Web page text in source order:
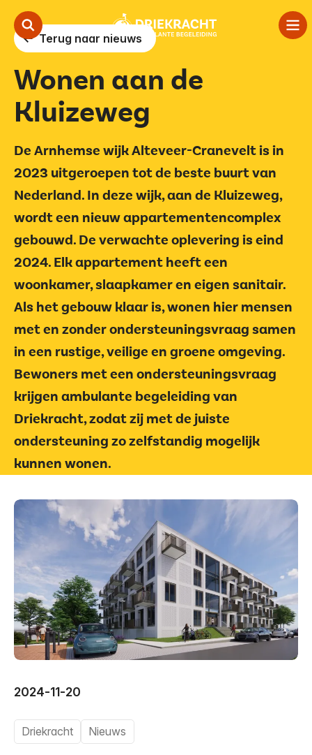
Onze aanpak
Ambulante begeleiding
In de wijk
Over ons
Contact
Vertalen Voorlezen
Terug naar nieuws
Wonen aan de
Kluizeweg
2024-11-20
Driekracht Nieuws
De Arnhemse wijk Alteveer-Cranevelt is in
2023 uitgeroepen tot de beste buurt van
Nederland. In deze wijk, aan de Kluizeweg,
wordt een nieuw appartementencomplex
gebouwd. De verwachte oplevering is eind
2024. Elk appartement heeft een
woonkamer, slaapkamer en eigen sanitair.
Als het gebouw klaar is, wonen hier mensen
met en zonder ondersteuningsvraag samen
in een rustige, veilige en groene omgeving.
Bewoners met een ondersteuningsvraag
krijgen ambulante begeleiding van
Driekracht, zodat zij met de juiste
ondersteuning zo zelfstandig mogelijk
kunnen wonen.